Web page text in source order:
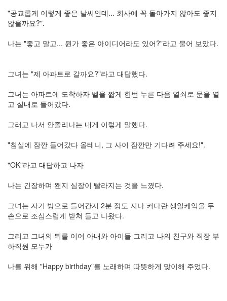
"공교롭게 이렇게 좋은 날씨인데... 회사에 꼭 돌아가지 않아도 좋지
않을까요?".
나는 "좋고 말고... 뭔가 좋은 아이디어라도 있어?"라고 물어 보았다.
그녀는 "제 아파트로 갈까요?"라고 대답했다.
그녀는 아파트에 도착하자 벨을 짧게 한번 누른 다음 열쇠로 문을 열
고 실내로 들어갔다.
그러고 나서 안졸리나는 내게 이렇게 말했다.
"침실에 잠깐 들어갔다 올테니, 그 사이 잠깐만 기다려 주세요!".
"OK"라고 대답하고 나자
나는 긴장하며 왠지 심장이 빨라지는 것을 느꼈다.
그녀는 자기 방으로 들어간지 2분 정도 지나 커다란 생일케익을 두
손으로 조심스럽게 받쳐 들고 나왔다.
그리고 그녀의 뒤를 이어 아내와 아이들 그리고 나의 친구와 직장 부
하직원 모두가
나를 위해 "Happy birthday"를 노래하며 따뜻하게 맞이해 주었다.
소
개
그
(복
자
주)
Find!
전
1338
프
롬
트
0
판